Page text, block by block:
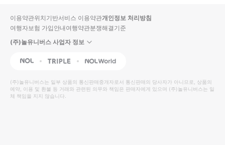
이용약관위치기반서비스 이용약관개인정보 처리방침
여행자보험 가입안내여행약관분쟁해결기준
(주)놀유니버스 사업자 정보
NOL Triple Interpark Global
(주)놀유니버스는 일부 상품의 통신판매중개자로서 통신판매의 당사자가 아니므로, 상품의
예약, 이용 및 환불 등 거래와 관련된 의무와 책임은 판매자에게 있으며 (주)놀유니버스는 일
체 책임을 지지 않습니다.